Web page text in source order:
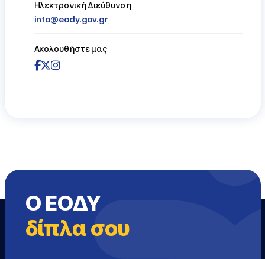
Ηλεκτρονική Διεύθυνση
info@eody.gov.gr
Ακολουθήστε μας
Ο ΕΟΔΥ
δίπλα σου